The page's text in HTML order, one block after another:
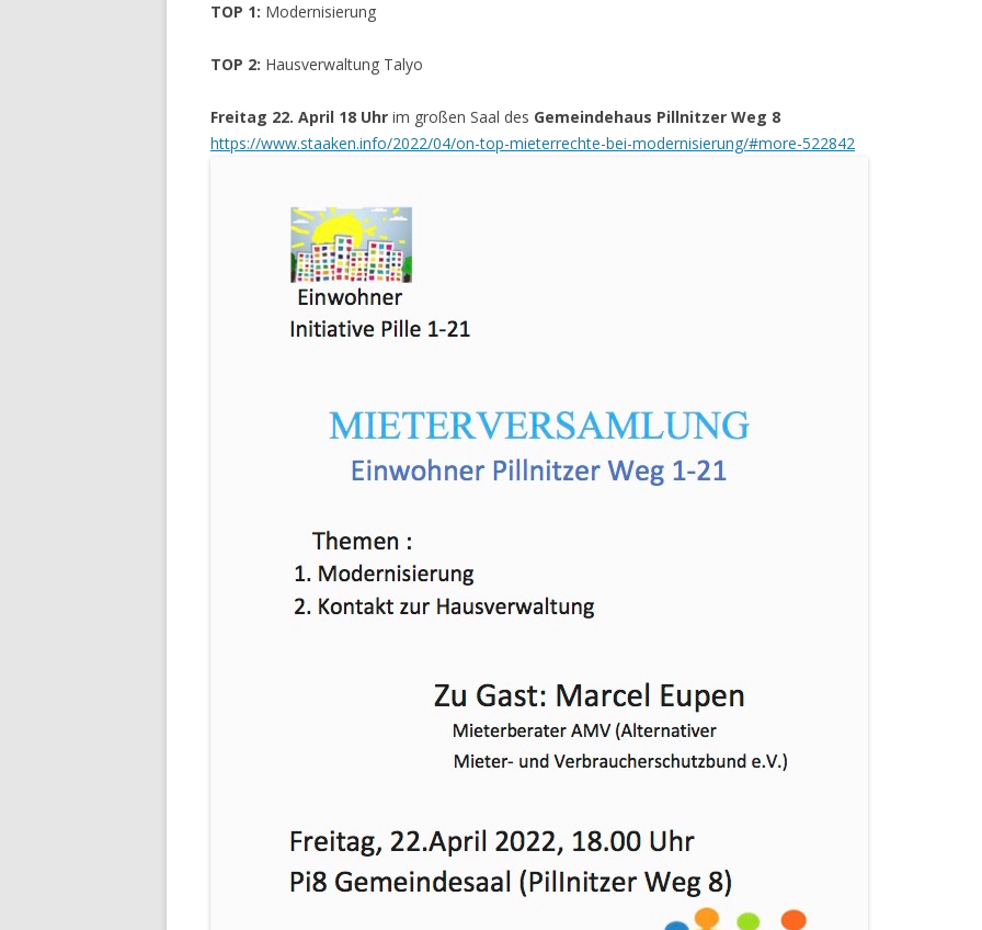
TOP 1: Modernisierung
TOP 2: Hausverwaltung Talyo
Freitag 22. April 18 Uhr im großen Saal des Gemeindehaus Pillnitzer Weg 8
https://www.staaken.info/2022/04/on-top-mieterrechte-bei-modernisierung/#more-522842